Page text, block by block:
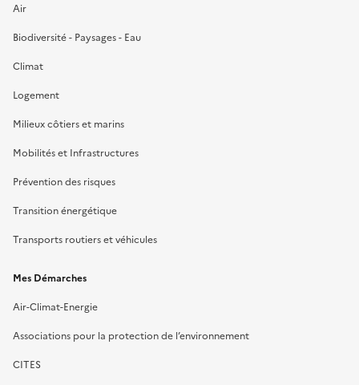
Air
Biodiversité - Paysages - Eau
Climat
Logement
Milieux côtiers et marins
Mobilités et Infrastructures
Prévention des risques
Transition énergétique
Transports routiers et véhicules
Mes Démarches
Air-Climat-Energie
Associations pour la protection de l’environnement
CITES